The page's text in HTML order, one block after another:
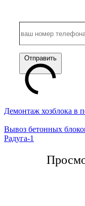
Отправить
Демонтаж хозблока в
Вывоз бетонных
Радуга-1